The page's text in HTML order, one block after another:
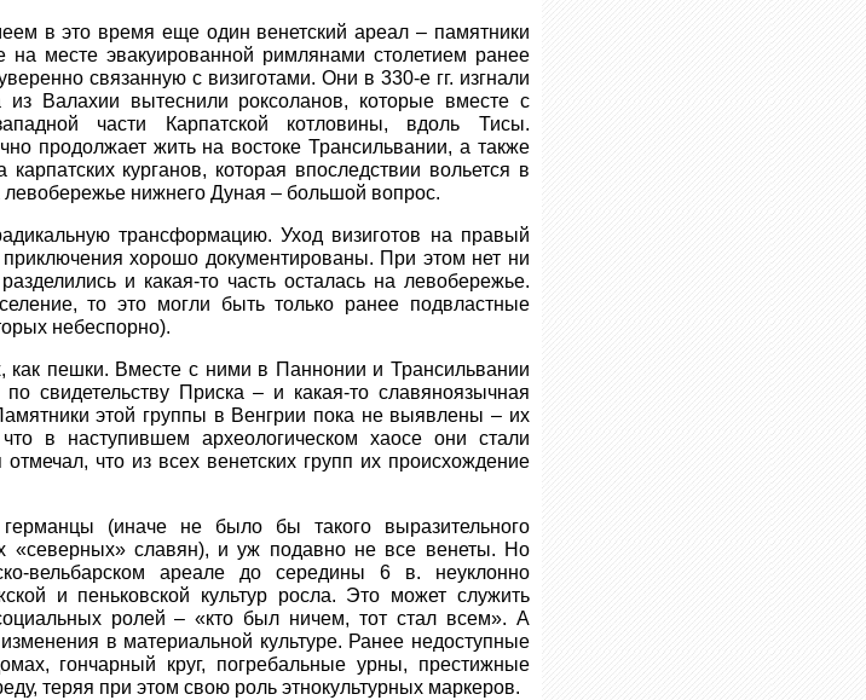
в это время еще один венетский ареал – памятники
месте эвакуированной римлянами столетием ранее
связанную с визиготами. Они в 330-е гг. изгнали
Валахии вытеснили роксоланов, которые вместе с
части Карпатской котловины, вдоль Тисы.
продолжает жить на востоке Трансильвании, а также
курганов, которая впоследствии вольется в
нижнего Дуная – большой вопрос.
трансформацию. Уход визиготов на правый
хорошо документированы. При этом нет ни
и какая-то часть осталась на левобережье.
то это могли быть только ранее подвластные
небеспорно).
пешки. Вместе с ними в Паннонии и Трансильвании
свидетельству Приска – и какая-то славяноязычная
этой группы в Венгрии пока не выявлены – их
в наступившем археологическом хаосе они стали
что из всех венетских групп их происхождение
(иначе не было бы такого выразительного
«северных» славян), и уж подавно не все венеты. Но
вельбарском ареале до середины 6 в. неуклонно
и пеньковской культур росла. Это может служить
ролей – «кто был ничем, тот стал всем». А
в материальной культуре. Ранее недоступные
гончарный круг, погребальные урны, престижные
теряя при этом свою роль этнокультурных маркеров.